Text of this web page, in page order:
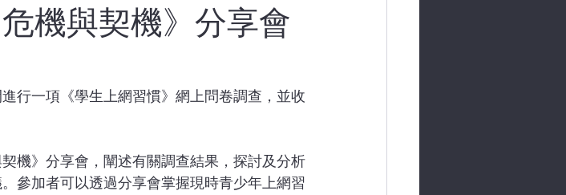
機與契機》分享會
行一項《學生上網習慣》網上問卷調查，並收
機》分享會，闡述有關調查結果，探討及分析
參加者可以透過分享會掌握現時青少年上網習